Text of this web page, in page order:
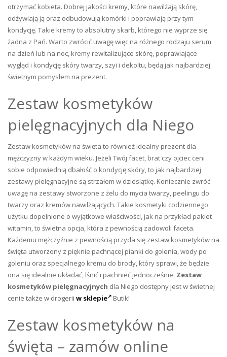
otrzymać kobieta. Dobrej jakości kremy, które nawilżają skórę,
odżywiają ją oraz odbudowują komórki i poprawiają przy tym
kondycję. Takie kremy to absolutny skarb, którego nie wyprze się
żadna z Pań. Warto zwrócić uwagę więc na różnego rodzaju serum
na dzień lub na noc, kremy rewitalizujące skórę, poprawiające
wygląd i kondycję skóry twarzy, szyi i dekoltu, będą jak najbardziej
świetnym pomysłem na prezent.
Zestaw kosmetyków
pielęgnacyjnych dla Niego
Zestaw kosmetyków na święta to również idealny prezent dla
mężczyzny w każdym wieku. Jeżeli Twój facet, brat czy ojciec ceni
sobie odpowiednią dbałość o kondycję skóry, to jak najbardziej
zestawy pielęgnacyjne są strzałem w dziesiątkę. Koniecznie zwróć
uwagę na zestawy stworzone z żelu do mycia twarzy, peelingu do
twarzy oraz kremów nawilżających. Takie kosmetyki codziennego
użytku dopełnione o wyjątkowe właściwości, jak na przykład pakiet
witamin, to świetna opcja, która z pewnością zadowoli faceta.
Każdemu mężczyźnie z pewnością przyda się zestaw kosmetyków na
święta utworzony z pięknie pachnącej pianki do golenia, wody po
goleniu oraz specjalnego kremu do brody, który sprawi, że będzie
ona się idealnie układać, lśnić i pachnieć jednocześnie. Zestaw
kosmetyków pielęgnacyjnych dla Niego dostępny jest w świetnej
cenie także w drogerii w sklepie Butik!
Zestaw kosmetyków na
święta – zamów online